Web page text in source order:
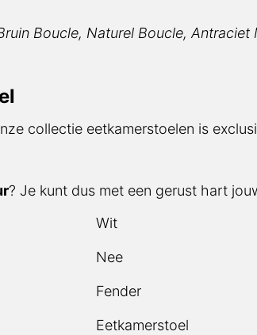
Boucle, Naturel Boucle,
collectie eetkamerstoelen is
? Je kunt dus met een gerust hart
Wit
Nee
Fender
Eetkamerstoel